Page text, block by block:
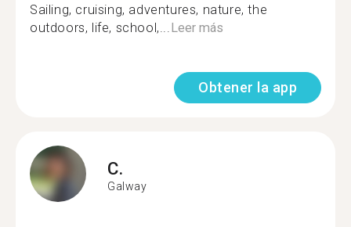
Sailing, cruising, adventures, nature, the
outdoors, life, school,...Leer más
Obtener la app
C.
Galway